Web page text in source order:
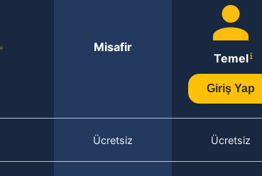
Misafir
Temel
Giriş Yap
Ücretsiz Ücretsiz